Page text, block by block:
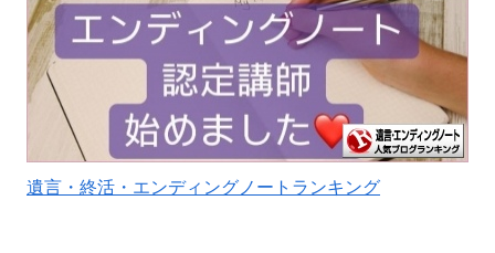
遺言・終活・エンディングノートランキング